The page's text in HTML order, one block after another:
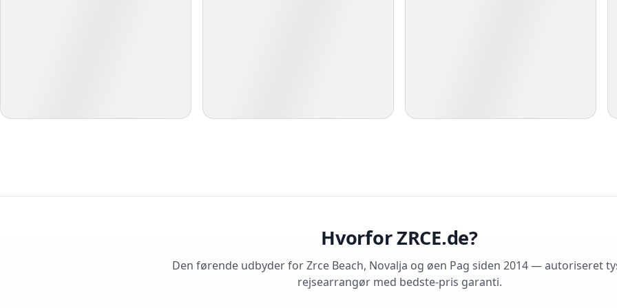
Hvorfor ZRCE.de?
Den førende udbyder for Zrce Beach, Novalja og øen Pag siden 2014 — autoriseret
rejsearrangør med bedste-pris garanti.